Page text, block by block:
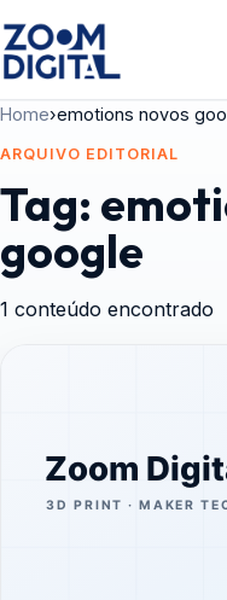
Home›emotions novos
ARQUIVO EDITORIAL
Tag:
google
1 conteúdo encontrado